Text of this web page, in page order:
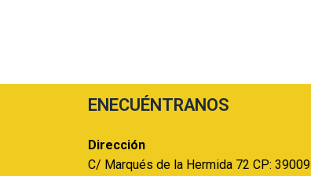
ENECUÉNTRANOS
Dirección
C/ Marqués de la Hermida 72 CP: 39009